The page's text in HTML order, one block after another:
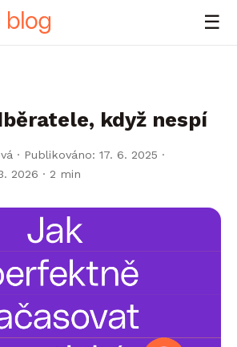
☰
když nespí
· Publikováno: 17. 6. 2025 ·
2026 · 2 min